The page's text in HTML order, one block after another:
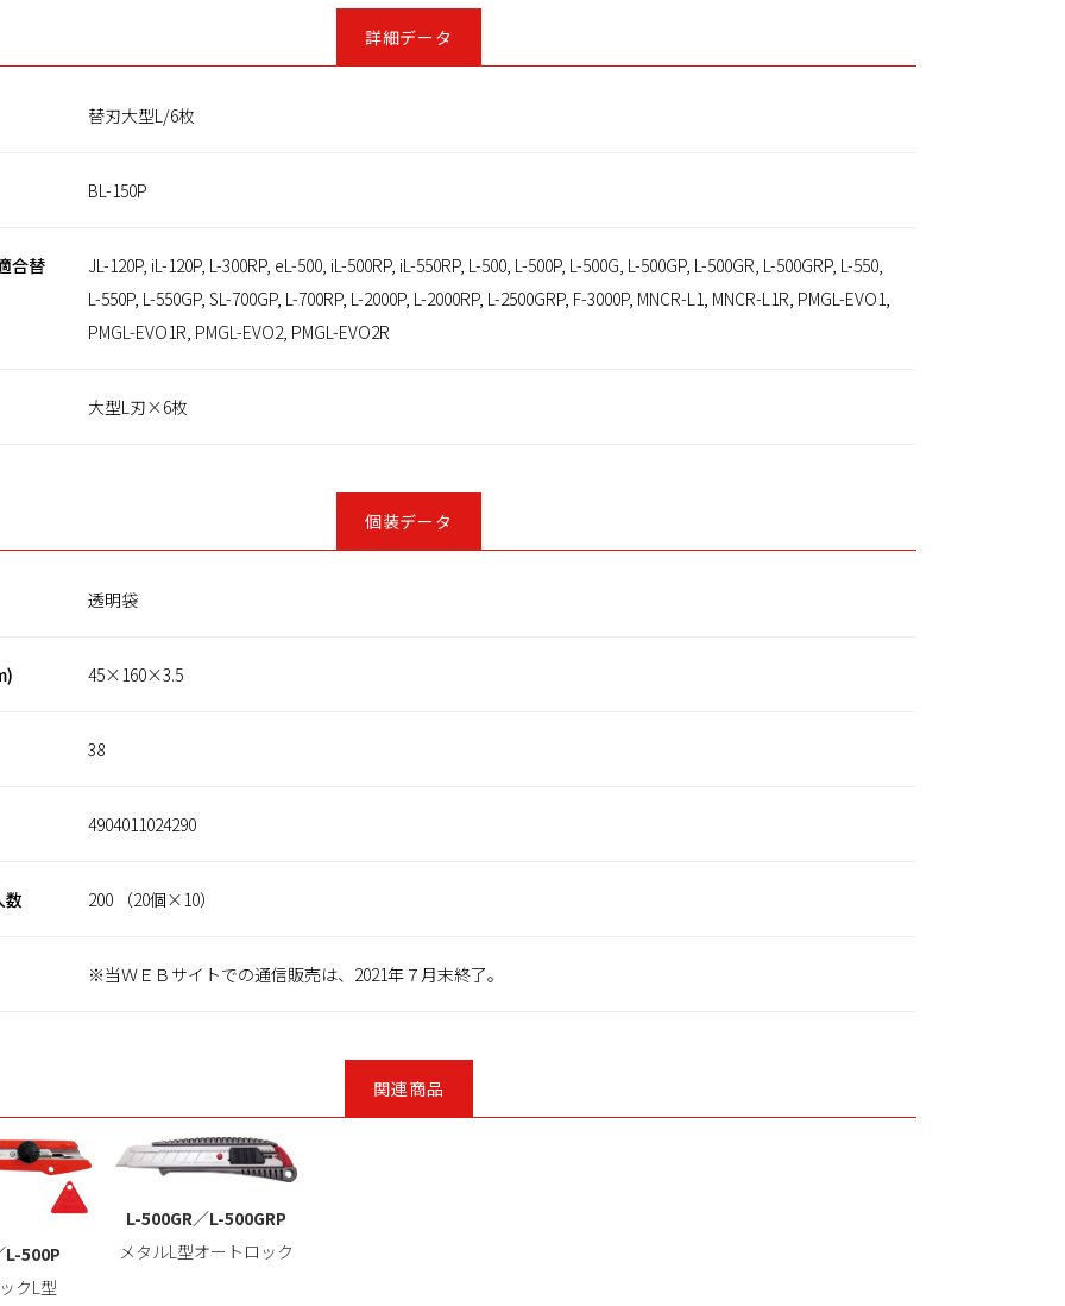
詳細データ
替刃大型L/6枚
BL-150P
合替
JL-120P, iL-120P, L-300RP, eL-500, iL-500RP, iL-550RP, L-500, L-500P, L-500G, L-500GP, L-500GR, L-500GRP, L-550,
L-550P, L-550GP, SL-700GP, L-700RP, L-2000P, L-2000RP, L-2500GRP, F-3000P, MNCR-L1, MNCR-L1R, PMGL-EVO1,
PMGL-EVO1R, PMGL-EVO2, PMGL-EVO2R
大型L刃×6枚
個装データ
透明袋
45×160×3.5
38
4904011024290
数 200 （20個×10）
※当ＷＥＢサイトでの通信販売は、2021年７月末終了。
関連商品
L-500P
クL型
L-500GR／L-500GRP
メタルL型オートロック